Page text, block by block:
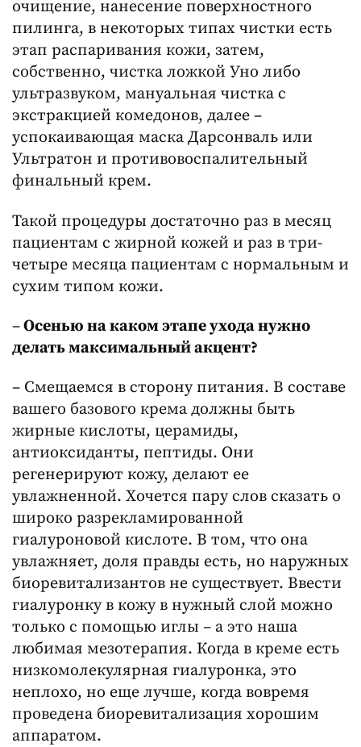
очищение, нанесение поверхностного
пилинга, в некоторых типах чистки есть
этап распаривания кожи, затем,
собственно, чистка ложкой Уно либо
ультразвуком, мануальная чистка с
экстракцией комедонов, далее –
успокаивающая маска Дарсонваль или
Ультратон и противовоспалительный
финальный крем.
Такой процедуры достаточно раз в месяц
пациентам с жирной кожей и раз в три-
четыре месяца пациентам с нормальным и
сухим типом кожи.
–Осенью на каком этапе ухода нужно
делать максимальный акцент?
– Смещаемся в сторону питания. В составе
вашего базового крема должны быть
жирные кислоты, церамиды,
антиоксиданты, пептиды. Они
регенерируют кожу, делают ее
увлажненной. Хочется пару слов сказать о
широко разрекламированной
гиалуроновой кислоте. В том, что она
увлажняет, доля правды есть, но наружных
биоревитализантов не существует. Ввести
гиалуронку в кожу в нужный слой можно
только с помощью иглы – а это наша
любимая мезотерапия. Когда в креме есть
низкомолекулярная гиалуронка, это
неплохо, но еще лучше, когда вовремя
проведена биоревитализация хорошим
аппаратом.